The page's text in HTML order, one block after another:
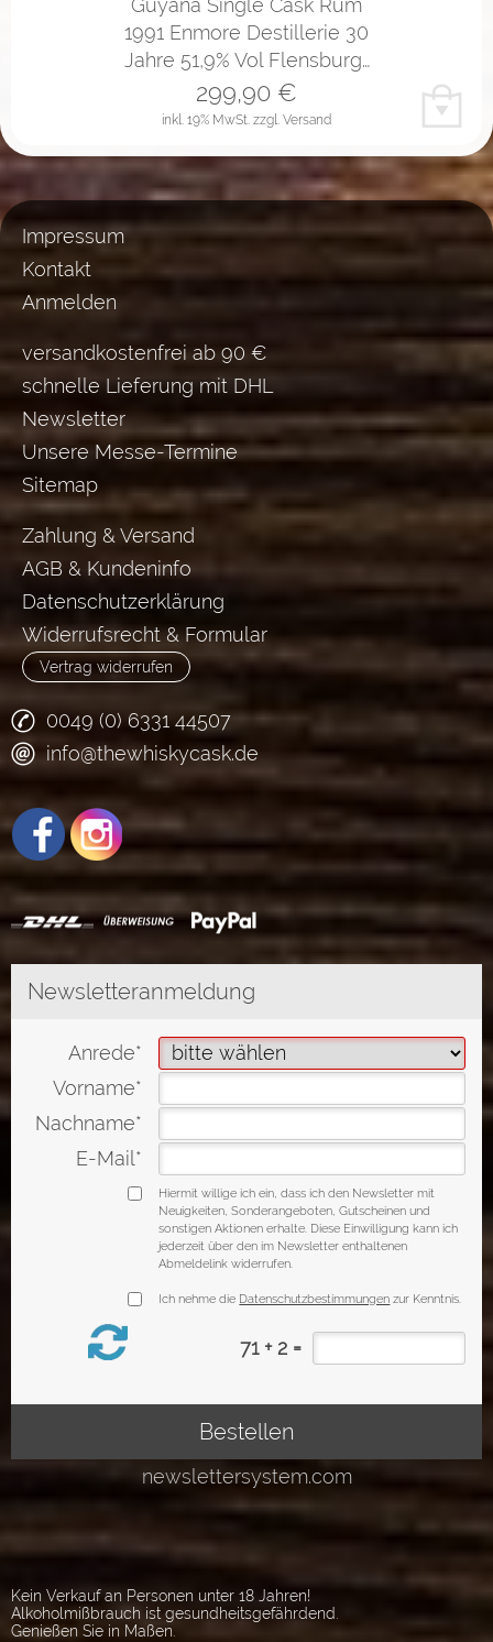
1991 Enmore Destillerie 30
Jahre 51,9% Vol Flensburg…
inkl. 19% MwSt. zzgl. Versand
299,90 €
Impressum
Kontakt
Anmelden
versandkostenfrei ab 90 €
schnelle Lieferung mit DHL
Newsletter
Unsere Messe-Termine
Sitemap
Zahlung & Versand
AGB & Kundeninfo
Datenschutzerklärung
Widerrufsrecht & Formular
Vertrag widerrufen
0049 (0) 6331 44507
info@thewhiskycask.de
Kein Verkauf an Personen unter 18 Jahren!
Alkoholmißbrauch ist gesundheitsgefährdend.
Genießen Sie in Maßen.